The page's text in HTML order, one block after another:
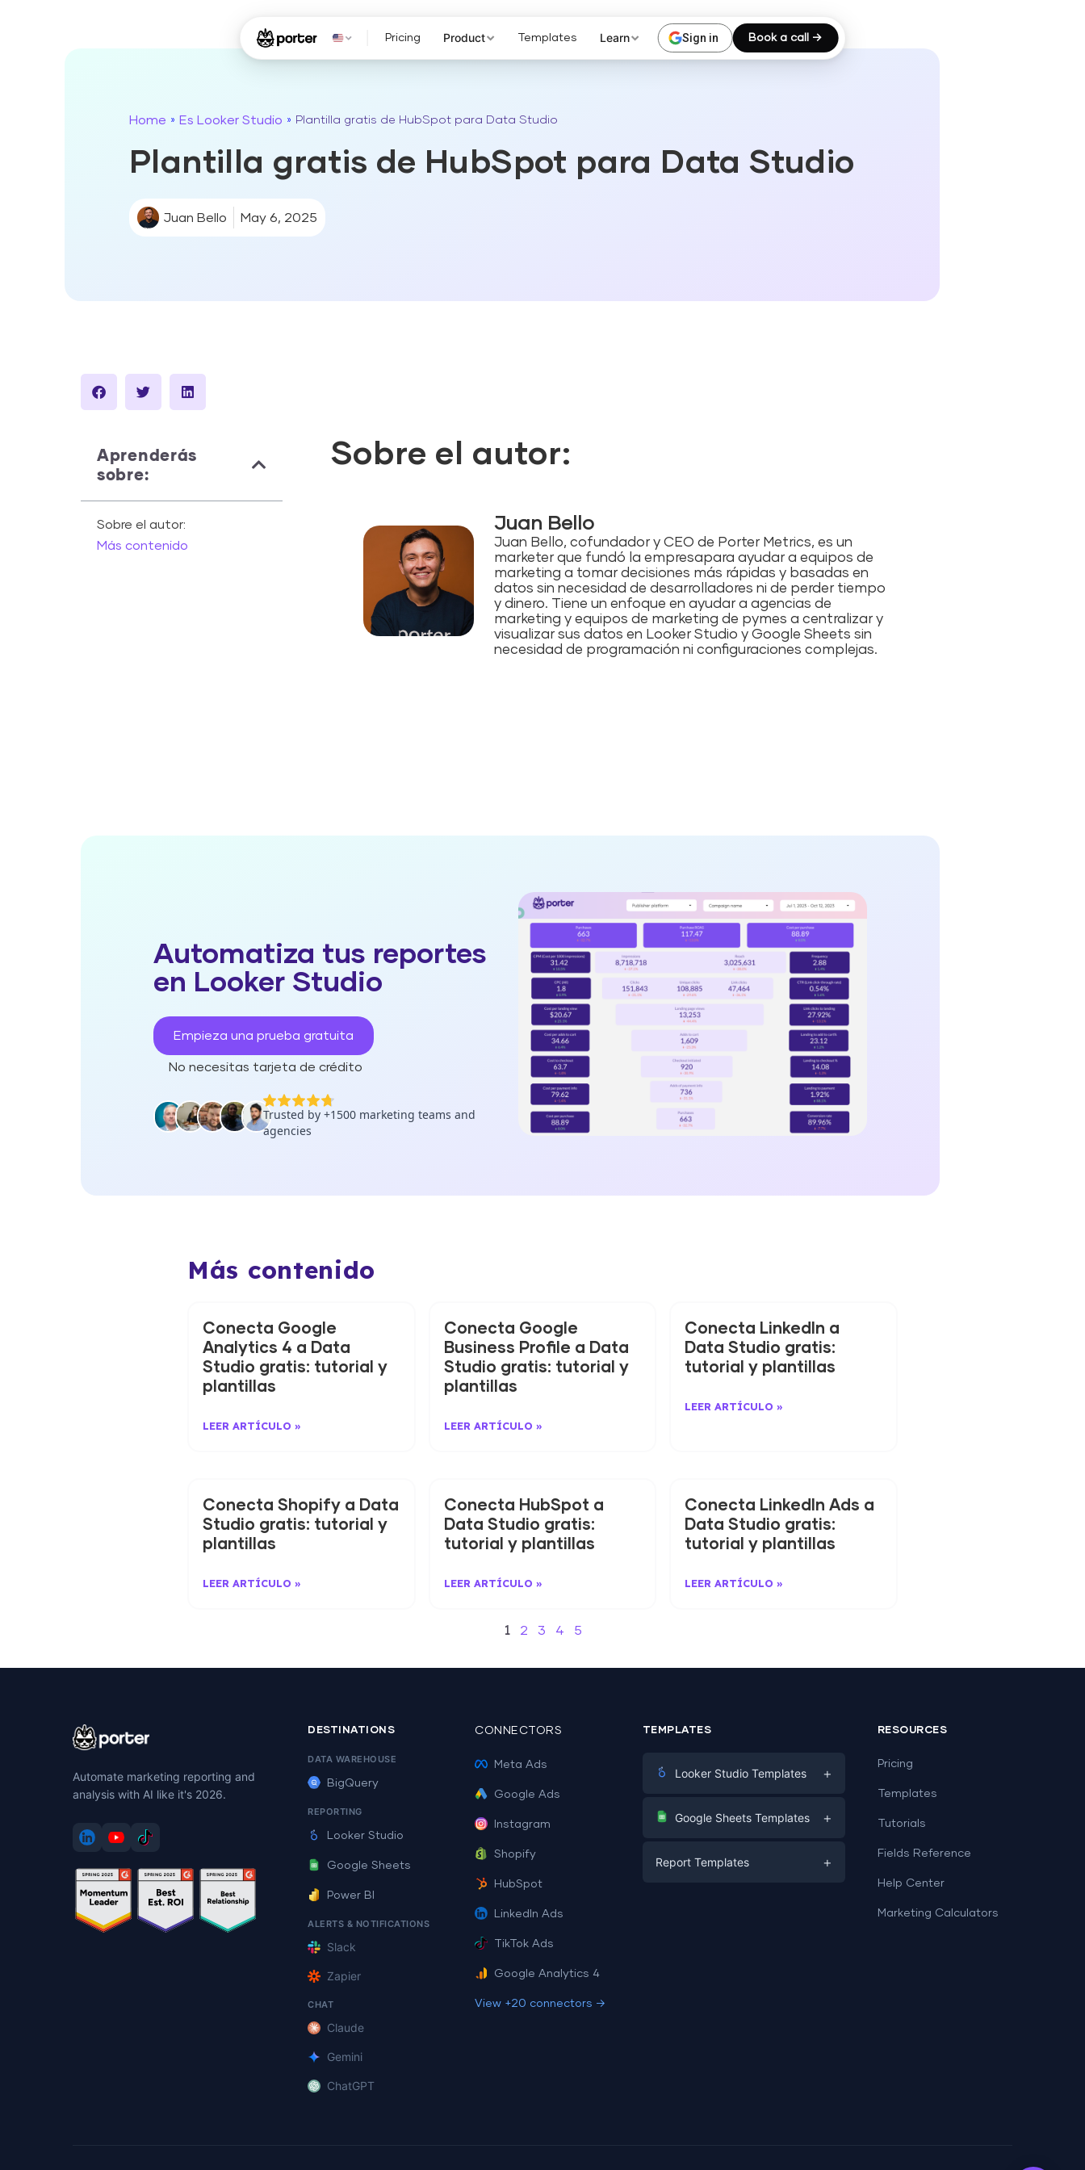
Pricing Product Templates Learn Sign in Book a call →
Home » Es Looker Studio » Plantilla gratis de HubSpot para Data Studio
Plantilla gratis de HubSpot para Data Studio
Juan Bello May 6, 2025
Aprenderás
sobre:
Sobre el autor:
Más contenido
Sobre el autor:
Juan Bello
Juan Bello, cofundador y CEO de Porter Metrics, es un
marketer que fundó la empresapara ayudar a equipos de
marketing a tomar decisiones más rápidas y basadas en
datos sin necesidad de desarrolladores ni de perder tiempo
y dinero. Tiene un enfoque en ayudar a agencias de
marketing y equipos de marketing de pymes a centralizar y
visualizar sus datos en Looker Studio y Google Sheets sin
necesidad de programación ni configuraciones complejas.
Automatiza tus reportes
en Looker Studio
Empieza una prueba gratuita
No necesitas tarjeta de crédito
Más contenido
Conecta Google
Analytics 4 a Data
Studio gratis: tutorial y
plantillas
LEER ARTÍCULO »
Conecta Google
Business Profile a Data
Studio gratis: tutorial y
plantillas
LEER ARTÍCULO »
Conecta LinkedIn a
Data Studio gratis:
tutorial y plantillas
LEER ARTÍCULO »
Conecta Shopify a Data
Studio gratis: tutorial y
plantillas
LEER ARTÍCULO »
Conecta HubSpot a
Data Studio gratis:
tutorial y plantillas
LEER ARTÍCULO »
Conecta LinkedIn Ads a
Data Studio gratis:
tutorial y plantillas
LEER ARTÍCULO »
1 2 3 4 5
Automate marketing reporting and
analysis with AI like it's 2026.
DESTINATIONS
DATA WAREHOUSE
BigQuery
REPORTING
Looker Studio
Google Sheets
Power BI
ALERTS & NOTIFICATIONS
Slack
Zapier
CHAT
Claude
Gemini
ChatGPT
CONNECTORS
Meta Ads
Google Ads
Instagram
Shopify
HubSpot
LinkedIn Ads
TikTok Ads
Google Analytics 4
View +20 connectors →
TEMPLATES
Looker Studio Templates +
Digital Marketing
PPC
Google Sheets Templates +
Report Templates +
RESOURCES
Pricing
Templates
Tutorials
Fields Reference
Help Center
Marketing Calculators